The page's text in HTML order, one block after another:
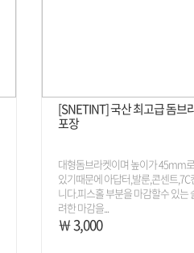
[SNETINT] 국산 최고급 돔브
포장
대형돔브라켓이며 높이가 45mm
있기때문에 아답터,발룬,콘센트
니다.피스홀 부분을 마감할수 있는
려한 마감을...
￦ 3,000